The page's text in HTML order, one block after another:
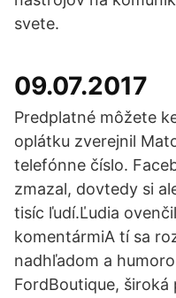
svete.
09.07.2017
Predplatné môžete
oplátku zverejnil
telefónne číslo.
zmazal, dovtedy si
tisíc ľudí.Ľudia
komentármiA tí sa
nadhľadom a
FordBoutique,